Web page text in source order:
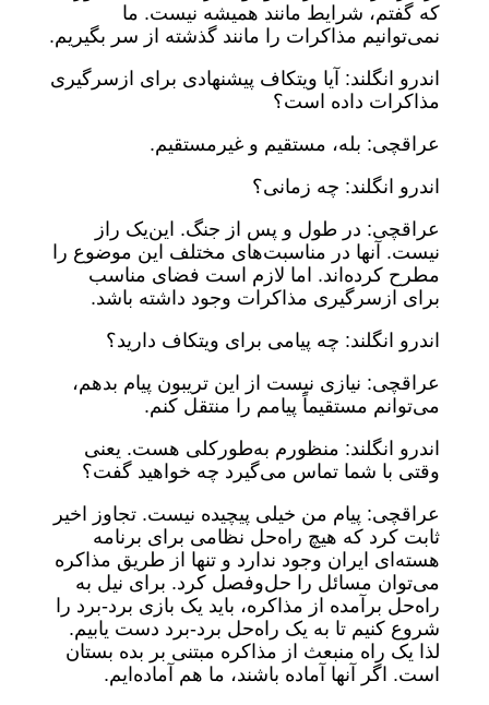
که گفتم، شرایط مانند همیشه نیست. ما
نمی‌توانیم مذاکرات را مانند گذشته از سر بگیریم.
اندرو انگلند: آیا ویتکاف پیشنهادی برای ازسرگیری
مذاکرات داده است؟
عراقچی: بله، مستقیم و غیرمستقیم.
اندرو انگلند: چه زمانی؟
عراقچی: در طول و پس از جنگ. این‌یک راز
نیست. آنها در مناسبت‌های مختلف این موضوع را
مطرح کرده‌اند. اما لازم است فضای مناسب
برای ازسرگیری مذاکرات وجود داشته باشد.
اندرو انگلند: چه پیامی برای ویتکاف دارید؟
عراقچی: نیازی نیست از این تریبون پیام بدهم،
می‌توانم مستقیماً پیامم را منتقل کنم.
اندرو انگلند: منظورم به‌طورکلی هست. یعنی
وقتی با شما تماس می‌گیرد چه خواهید گفت؟
عراقچی: پیام من خیلی پیچیده نیست. تجاوز اخیر
ثابت کرد که هیچ راه‌حل نظامی برای برنامه
هسته‌ای ایران وجود ندارد و تنها از طریق مذاکره
می‌توان مسائل را حل‌وفصل کرد. برای نیل به
راه‌حل برآمده از مذاکره، باید یک بازی برد-برد را
شروع کنیم تا به یک راه‌حل برد-برد دست یابیم.
لذا یک راه منبعث از مذاکره‌ مبتنی بر بده بستان
است. اگر آنها آماده باشند، ما هم آماده‌ایم.